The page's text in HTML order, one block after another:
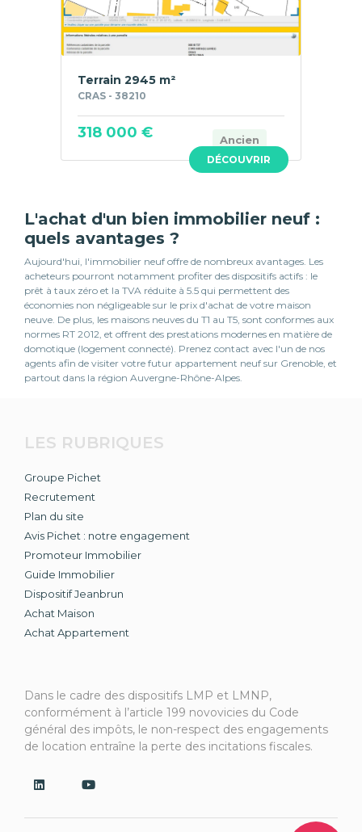
DÉCOUVRIR
Terrain 2945 m²
CRAS - 38210
Ancien
318 000 €
L'achat d'un bien immobilier neuf :
quels avantages ?
Aujourd'hui, l'immobilier neuf offre de nombreux avantages. Les
acheteurs pourront notamment profiter des dispositifs actifs : le
prêt à taux zéro et la TVA réduite à 5.5 qui permettent des
économies non négligeable sur le prix d'achat de votre maison
neuve. De plus, les maisons neuves du T1 au T5, sont conformes aux
normes RT 2012, et offrent des prestations modernes en matière de
domotique (logement connecté). Prenez contact avec l'un de nos
agents afin de visiter votre futur appartement neuf sur Grenoble, et
partout dans la région Auvergne-Rhône-Alpes.
LES RUBRIQUES
Groupe Pichet
Recrutement
Plan du site
Avis Pichet : notre engagement
Promoteur Immobilier
Guide Immobilier
Dispositif Jeanbrun
Achat Maison
Achat Appartement
Dans le cadre des dispositifs LMP et LMNP,
conformément à l’article 199 novovicies du Code
général des impôts, le non-respect des engagements
de location entraîne la perte des incitations fiscales.